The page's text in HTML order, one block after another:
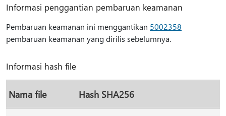
Informasi penggantian pembaruan keamanan
Pembaruan keamanan ini menggantikan 5002358
pembaruan keamanan yang dirilis sebelumnya.
Informasi hash file
Nama file Hash SHA256